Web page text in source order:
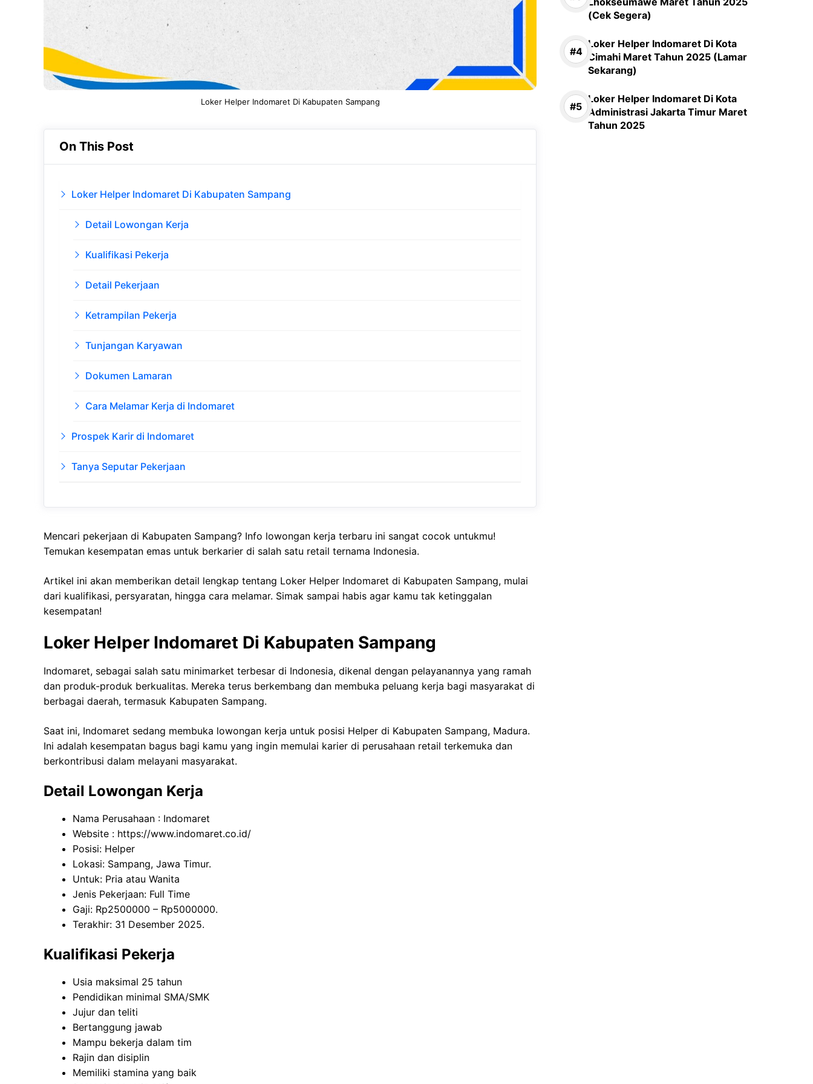
Loker Helper Indomaret Di Kabupaten Sampang
On This Post
Loker Helper Indomaret Di Kabupaten Sampang
Detail Lowongan Kerja
Kualifikasi Pekerja
Detail Pekerjaan
Ketrampilan Pekerja
Tunjangan Karyawan
Dokumen Lamaran
Cara Melamar Kerja di Indomaret
Prospek Karir di Indomaret
Tanya Seputar Pekerjaan
Mencari pekerjaan di Kabupaten Sampang? Info lowongan kerja terbaru ini sangat cocok untukmu!
Temukan kesempatan emas untuk berkarier di salah satu retail ternama Indonesia.
Artikel ini akan memberikan detail lengkap tentang Loker Helper Indomaret di Kabupaten Sampang, mulai
dari kualifikasi, persyaratan, hingga cara melamar. Simak sampai habis agar kamu tak ketinggalan
kesempatan!
Loker Helper Indomaret Di Kabupaten Sampang
Indomaret, sebagai salah satu minimarket terbesar di Indonesia, dikenal dengan pelayanannya yang ramah
dan produk-produk berkualitas. Mereka terus berkembang dan membuka peluang kerja bagi masyarakat di
berbagai daerah, termasuk Kabupaten Sampang.
Saat ini, Indomaret sedang membuka lowongan kerja untuk posisi Helper di Kabupaten Sampang, Madura.
Ini adalah kesempatan bagus bagi kamu yang ingin memulai karier di perusahaan retail terkemuka dan
berkontribusi dalam melayani masyarakat.
Detail Lowongan Kerja
Nama Perusahaan : Indomaret
Website : https://www.indomaret.co.id/
Posisi: Helper
Lokasi: Sampang, Jawa Timur.
Untuk: Pria atau Wanita
Jenis Pekerjaan: Full Time
Gaji: Rp2500000 – Rp5000000.
Terakhir: 31 Desember 2025.
Kualifikasi Pekerja
Usia maksimal 25 tahun
Pendidikan minimal SMA/SMK
Jujur dan teliti
Bertanggung jawab
Mampu bekerja dalam tim
Rajin dan disiplin
Memiliki stamina yang baik
(Cek Segera)
Loker Helper Indomaret Di Kota
Cimahi Maret Tahun 2025 (Lamar
Sekarang)
Loker Helper Indomaret Di Kota
Administrasi Jakarta Timur Maret
Tahun 2025